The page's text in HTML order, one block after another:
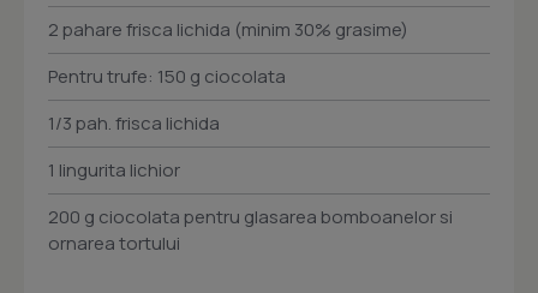
2 pahare frisca lichida (minim 30% grasime)
Pentru trufe: 150 g ciocolata
1/3 pah. frisca lichida
1 lingurita lichior
200 g ciocolata pentru glasarea bomboanelor si
ornarea tortului